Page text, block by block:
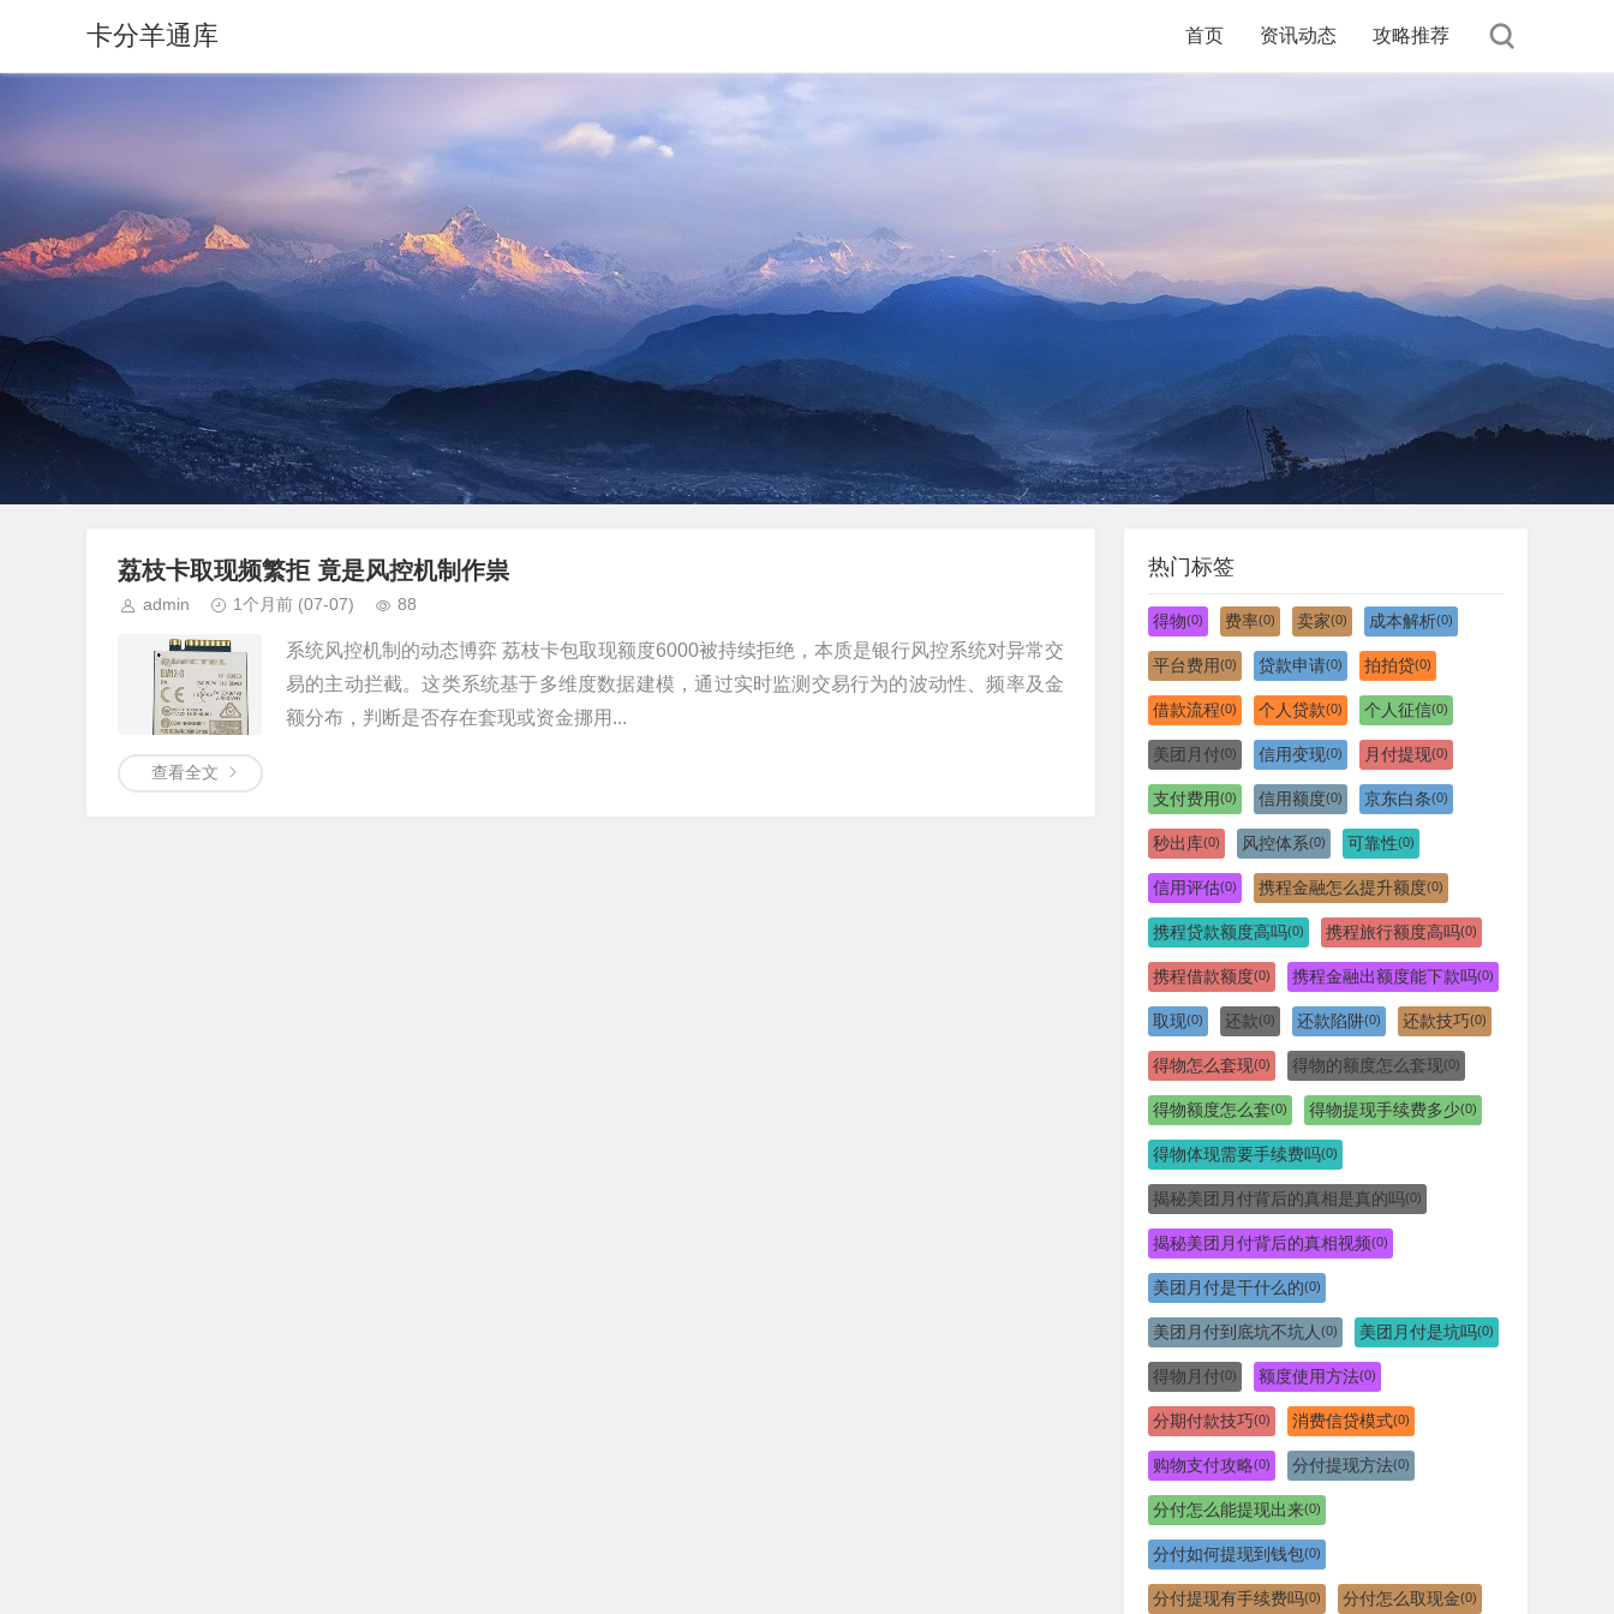
卡分羊通库 首页 资讯动态 攻略推荐
荔枝卡取现频繁拒 竟是风控机制作祟
admin 1个月前 (07-07) 88
系统风控机制的动态博弈 荔枝卡包取现额度6000被持续拒绝，本质是银行风控系统对异常交
易的主动拦截。这类系统基于多维度数据建模，通过实时监测交易行为的波动性、频率及金
额分布，判断是否存在套现或资金挪用...
查看全文
热门标签
得物(0) 费率(0) 卖家(0) 成本解析(0)
平台费用(0) 贷款申请(0) 拍拍贷(0)
借款流程(0) 个人贷款(0) 个人征信(0)
美团月付(0) 信用变现(0) 月付提现(0)
支付费用(0) 信用额度(0) 京东白条(0)
秒出库(0) 风控体系(0) 可靠性(0)
信用评估(0) 携程金融怎么提升额度(0)
携程贷款额度高吗(0) 携程旅行额度高吗(0)
携程借款额度(0) 携程金融出额度能下款吗(0)
取现(0) 还款(0) 还款陷阱(0) 还款技巧(0)
得物怎么套现(0) 得物的额度怎么套现(0)
得物额度怎么套(0) 得物提现手续费多少(0)
得物体现需要手续费吗(0)
揭秘美团月付背后的真相是真的吗(0)
揭秘美团月付背后的真相视频(0)
美团月付是干什么的(0)
美团月付到底坑不坑人 (0) 美团月付是坑吗(0)
得物月付(0) 额度使用方法(0)
分期付款技巧(0) 消费信贷模式(0)
购物支付攻略(0) 分付提现方法(0)
分付怎么能提现出来(0)
分付如何提现到钱包(0)
分付提现有手续费吗(0) 分付怎么取现金(0)